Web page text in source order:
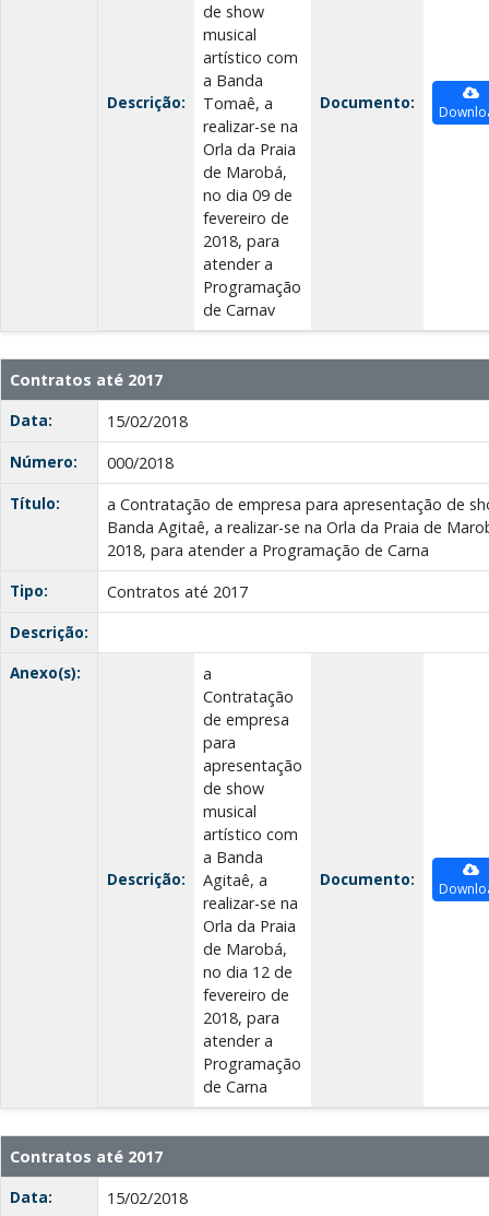
Descrição:
de show
musical
artístico com
a Banda
Tomaê, a
realizar-se na
Orla da Praia
de Marobá,
no dia 09 de
fevereiro de
2018, para
atender a
Programação
de Carnav
Documento:
Contratos até 2017
Data:
15/02/2018
Número:
000/2018
Título:
a Contratação de empresa para apresentação de
Banda Agitaê, a realizar-se na Orla da Praia de
2018, para atender a Programação de Carna
Tipo:
Contratos até 2017
Descrição:
Anexo(s):
Descrição:
a
Contratação
de empresa
para
apresentação
de show
musical
artístico com
a Banda
Agitaê, a
realizar-se na
Orla da Praia
de Marobá,
no dia 12 de
fevereiro de
2018, para
atender a
Programação
de Carna
Documento:
Contratos até 2017
Data:
15/02/2018